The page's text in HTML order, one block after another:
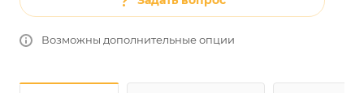
Возможны дополнительные опции